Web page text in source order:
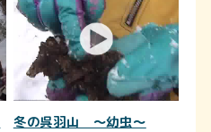
冬の呉羽山 ～幼虫～